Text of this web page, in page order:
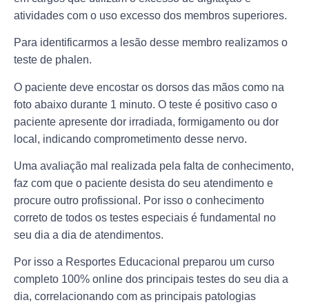
atividades com o uso excesso dos membros superiores.
Para identificarmos a lesão desse membro realizamos o
teste de phalen.
O paciente deve encostar os dorsos das mãos como na
foto abaixo durante 1 minuto. O teste é positivo caso o
paciente apresente dor irradiada, formigamento ou dor
local, indicando comprometimento desse nervo.
Uma avaliação mal realizada pela falta de conhecimento,
faz com que o paciente desista do seu atendimento e
procure outro profissional. Por isso o conhecimento
correto de todos os testes especiais é fundamental no
seu dia a dia de atendimentos.
Por isso a Resportes Educacional preparou um curso
completo 100% online dos principais testes do seu dia a
dia, correlacionando com as principais patologias